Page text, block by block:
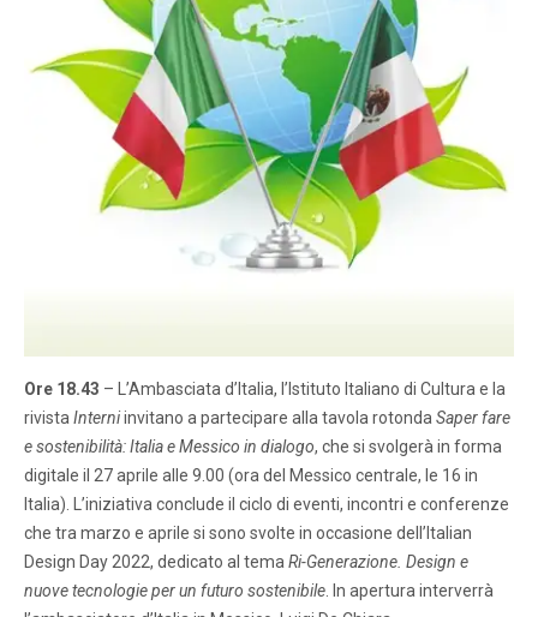
Ore 18.43 – L’Ambasciata d’Italia, l’Istituto Italiano di Cultura e la
rivista Interniinvitano a partecipare alla tavola rotonda Saper fare
e sostenibilità: Italia e Messico in dialogo, che si svolgerà in forma
digitale il 27 aprile alle 9.00 (ora del Messico centrale, le 16 in
Italia). L’iniziativa conclude il ciclo di eventi, incontri e conferenze
che tra marzo e aprile si sono svolte in occasione dell’Italian
Design Day 2022, dedicato al tema Ri-Generazione. Design e
nuove tecnologie per un futuro sostenibile . In apertura interverrà